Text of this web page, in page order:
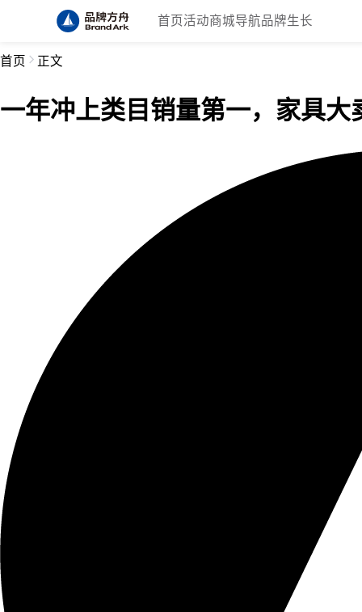
首页 活动商城导航品牌生长
首页 正文
一年冲上类目销量第一，家具大